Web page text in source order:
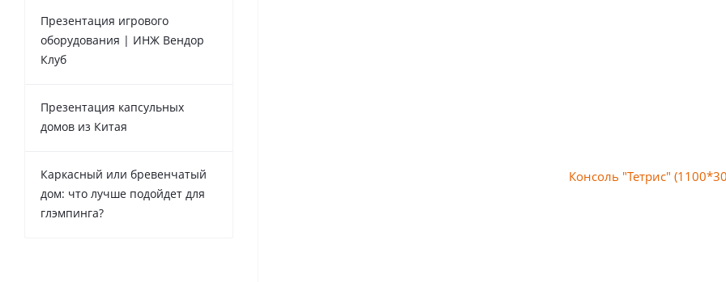
Презентация игрового
оборудования | ИНЖ Вендор
Клуб
Презентация капсульных
домов из Китая
Каркасный или бревенчатый
дом: что лучше подойдет для
глэмпинга?